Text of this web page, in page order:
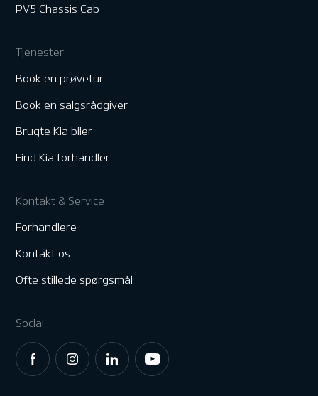
PV5 Chassis Cab
Tjenester
Book en prøvetur
Book en salgsrådgiver
Brugte Kia biler
Find Kia forhandler
Kontakt & Service
Forhandlere
Kontakt os
Ofte stillede spørgsmål
Social